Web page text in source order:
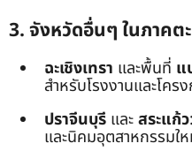
3. จังหวัดอื่นๆ ในภาคต
ฉะเชิงเทรา และพื้นที่ แ
สำหรับโรงงานและโคร
ปราจีนบุรี และสระแก้ว
และนิคมอุตสาหกรรมใ